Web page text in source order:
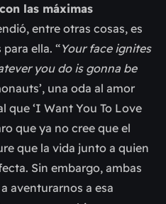
las máximas
entre otras cosas, es
ella. “Your face ignites
you do is gonna be
una oda al amor
que ‘I Want You To Love
que ya no cree que el
que la vida junto a quien
Sin embargo, ambas
aventurarnos a esa